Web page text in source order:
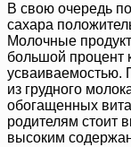
В свою очередь
сахара
Молочные
большой процент
усваиваемостью.
из грудного
обогащенных
родителям стоит
высоким